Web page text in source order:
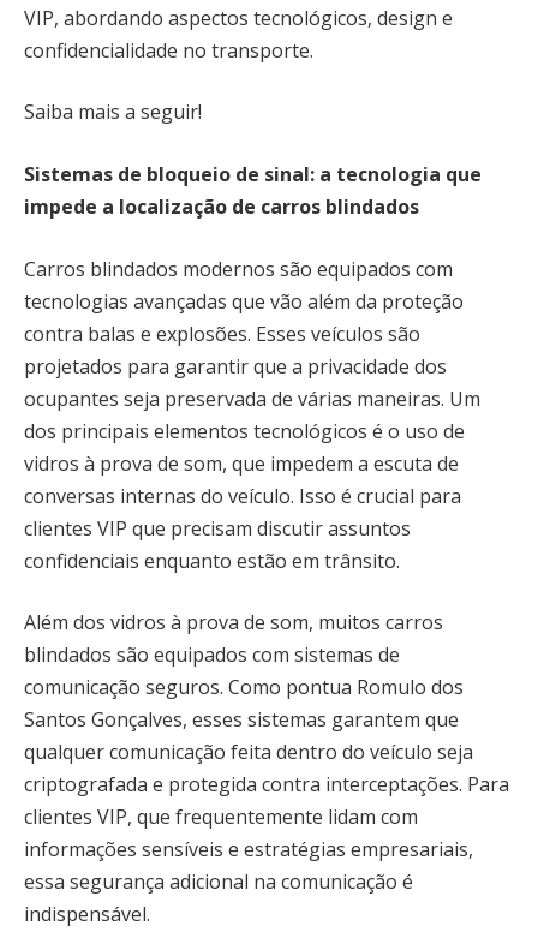
VIP, abordando aspectos tecnológicos, design e
confidencialidade no transporte.
Saiba mais a seguir!
Sistemas de bloqueio de sinal: a tecnologia que
impede a localização de carros blindados
Carros blindados modernos são equipados com
tecnologias avançadas que vão além da proteção
contra balas e explosões. Esses veículos são
projetados para garantir que a privacidade dos
ocupantes seja preservada de várias maneiras. Um
dos principais elementos tecnológicos é o uso de
vidros à prova de som, que impedem a escuta de
conversas internas do veículo. Isso é crucial para
clientes VIP que precisam discutir assuntos
confidenciais enquanto estão em trânsito.
Além dos vidros à prova de som, muitos carros
blindados são equipados com sistemas de
comunicação seguros. Como pontua Romulo dos
Santos Gonçalves, esses sistemas garantem que
qualquer comunicação feita dentro do veículo seja
criptografada e protegida contra interceptações. Para
clientes VIP, que frequentemente lidam com
informações sensíveis e estratégias empresariais,
essa segurança adicional na comunicação é
indispensável.